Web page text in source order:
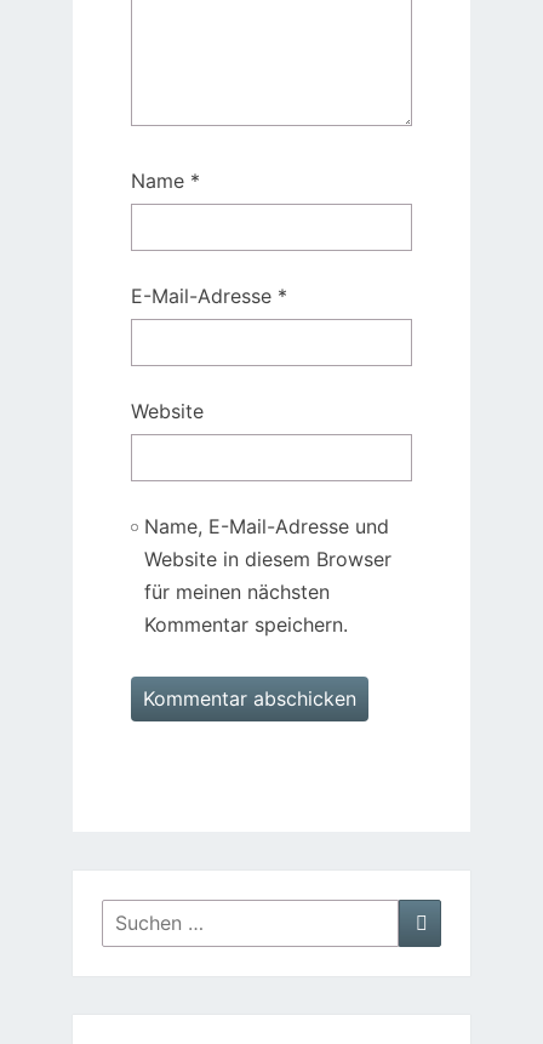
Name *
E-Mail-Adresse *
Website
Name, E-Mail-Adresse und
Website in diesem Browser
für meinen nächsten
Kommentar speichern.
Suchen
nach:
Suchen